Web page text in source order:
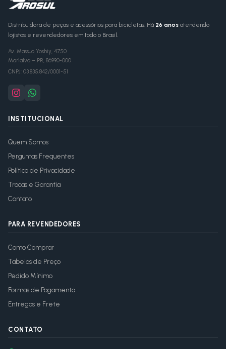
Distribuidora de peças e acessórios para bicicletas. Há 26 anos atendendo
lojistas e revendedores em todo o Brasil.
Av. Massuo Yoshiy, 4750
Marialva – PR, 86990-000
CNPJ: 03.835.842/0001-51
INSTITUCIONAL
Quem Somos
Perguntas Frequentes
Política de Privacidade
Trocas e Garantia
Contato
PARA REVENDEDORES
Como Comprar
Tabelas de Preço
Pedido Mínimo
Formas de Pagamento
Entregas e Frete
CONTATO